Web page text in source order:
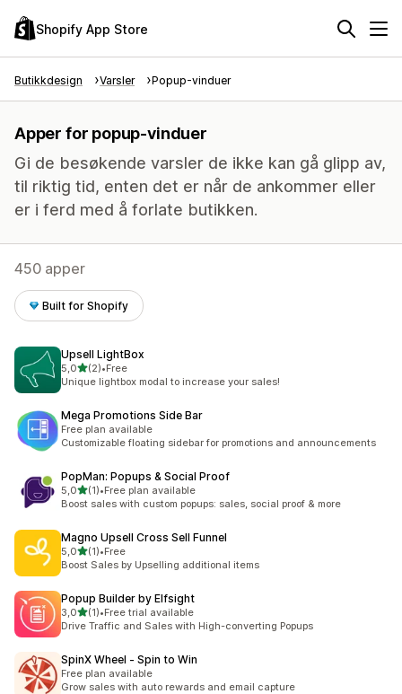
Shopify App Store
Butikkdesign Varsler Popup-vinduer
Apper for popup-vinduer
Gi de besøkende varsler de ikke kan gå glipp av,
til riktig tid, enten det er når de ankommer eller
er i ferd med å forlate butikken.
450 apper
Built for Shopify
Upsell LightBox
5,0av 5 stjerner
(2)
Totalt 2 omtaler
•Free
Unique lightbox modal to increase your sales!
Mega Promotions Side Bar
Free plan available
Customizable floating sidebar for promotions and announcements
PopMan: Popups & Social Proof
5,0av 5 stjerner
(1)
Totalt 1 omtaler
•Free plan available
Boost sales with custom popups: sales, social proof & more
Magno Upsell Cross Sell Funnel
5,0av 5 stjerner
(1)
Totalt 1 omtaler
•Free
Boost Sales by Upselling additional items
Popup Builder by Elfsight
3,0av 5 stjerner
(1)
Totalt 1 omtaler
•Free trial available
Drive Traffic and Sales with High-converting Popups
SpinX Wheel ‑ Spin to Win
Free plan available
Grow sales with auto rewards and email capture